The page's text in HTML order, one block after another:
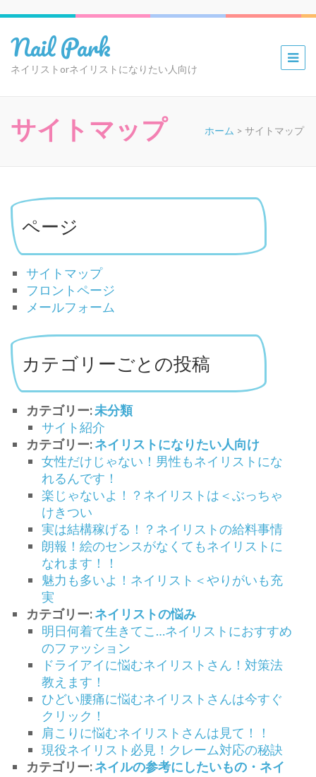
Nail Park
ネイリストorネイリストになりたい人向け
サイトマップ ホーム > サイトマップ
ページ
サイトマップ
フロントページ
メールフォーム
カテゴリーごとの投稿
カテゴリー:未分類
サイト紹介
カテゴリー:ネイリストになりたい人向け
女性だけじゃない！男性もネイリストにな
れるんです！
楽じゃないよ！？ネイリストは＜ぶっちゃ
けきつい
実は結構稼げる！？ネイリストの給料事情
朗報！絵のセンスがなくてもネイリストに
なれます！！
魅力も多いよ！ネイリスト＜やりがいも充
実
カテゴリー:ネイリストの悩み
明日何着て生きてこ…ネイリストにおすすめ
のファッション
ドライアイに悩むネイリストさん！対策法
教えます！
ひどい腰痛に悩むネイリストさんは今すぐ
クリック！
肩こりに悩むネイリストさんは見て！！
現役ネイリスト必見！クレーム対応の秘訣
カテゴリー:ネイルの参考にしたいもの・ネイ